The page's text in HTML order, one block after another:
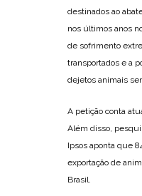
destinados ao
nos últimos anos
de sofrimento
transportados e a
dejetos animais
A petição conta
Além disso,
Ipsos aponta que
exportação de
Brasil.